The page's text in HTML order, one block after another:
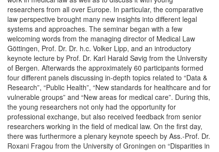
researchers from all over Europe. In particular, the comparative
law perspective brought many new insights into different legal
systems and approaches. The seminar began with a few
welcoming words from the managing director of Medical Law
Göttingen, Prof. Dr. Dr. h.c. Volker Lipp, and an introductory
keynote lecture by Prof. Dr. Karl Harald Søvig from the University
of Bergen. Afterwards the approximately 60 participants formed
four different panels discussing in-depth topics related to “Data &
Research”, “Public Health”, “New standards for healthcare and for
vulnerable groups” and “New areas for medical care”. During this,
the young researchers not only had the opportunity for
professional exchange, but also received feedback from senior
researchers working in the field of medical law. On the first day,
there was furthermore a plenary keynote speech by Ass.-Prof. Dr.
Roxani Fragou from the University of Groningen on “Disparities in